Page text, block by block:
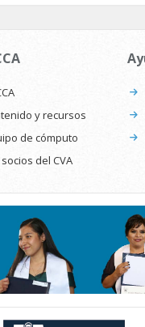
y recursos
de cómputo
del CVA